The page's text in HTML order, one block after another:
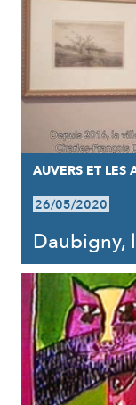
AUVERS ET LES
26/05/2020
Daubigny,